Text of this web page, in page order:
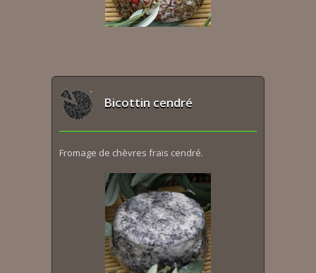
Bicottin cendré
Fromage de chèvres frais cendré.